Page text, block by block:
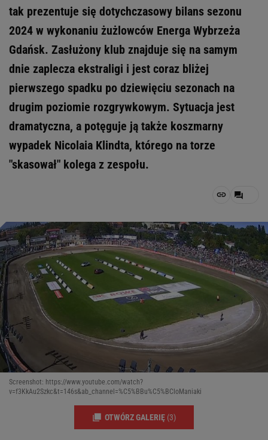
tak prezentuje się dotychczasowy bilans sezonu
2024 w wykonaniu żużlowców Energa Wybrzeża
Gdańsk. Zasłużony klub znajduje się na samym
dnie zaplecza ekstraligi i jest coraz bliżej
pierwszego spadku po dziewięciu sezonach na
drugim poziomie rozgrywkowym. Sytuacja jest
dramatyczna, a potęguje ją także koszmarny
wypadek Nicolaia Klindta, którego na torze
"skasował" kolega z zespołu.
Screenshot: https://www.youtube.com/watch?
v=f3KkAu2Szkc&t=146s&ab_channel=%C5%BBu%C5%BCloManiaki
OTWÓRZ GALERIĘ (3)